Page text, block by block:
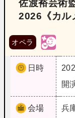
佐渡裕芸術
2026《カル
オペラ
日時
開
会場 兵